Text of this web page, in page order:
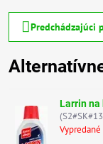
Predchádzajúci
Larrin na
Vypredané